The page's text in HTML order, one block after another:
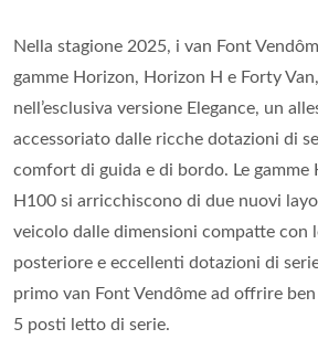
Nella stagione 2025, i van Font
gamme Horizon, Horizon H e Forty
nell’esclusiva versione Elegance, un
accessoriato dalle ricche dotazioni di
comfort di guida e di bordo. Le gamme
H100 si arricchiscono di due nuovi
veicolo dalle dimensioni compatte con
posteriore e eccellenti dotazioni di
primo van Font Vendôme ad offrire
5 posti letto di serie.